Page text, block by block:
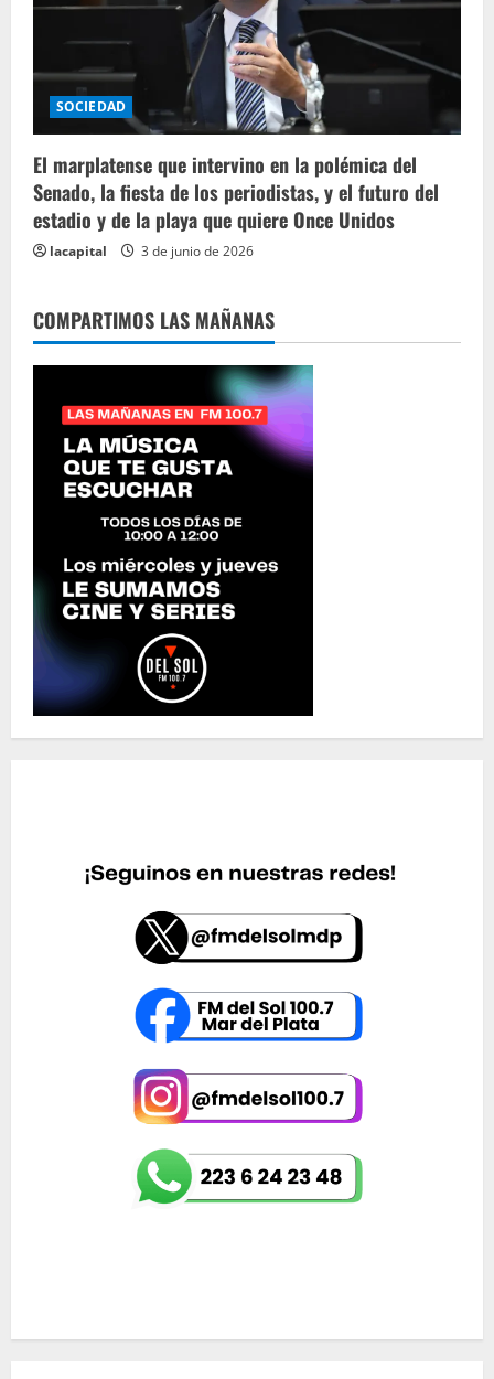
SOCIEDAD
El marplatense que intervino en la polémica del
Senado, la fiesta de los periodistas, y el futuro del
estadio y de la playa que quiere Once Unidos
lacapital 3 de junio de 2026
COMPARTIMOS LAS MAÑANAS